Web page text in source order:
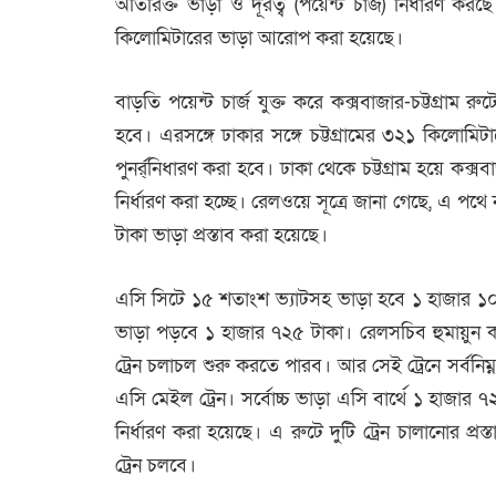
অতিরিক্ত ভাড়া ও দূরত্ব (পয়েন্ট চার্জ) নির্ধারণ
কিলোমিটারের ভাড়া আরোপ করা হয়েছে।
বাড়তি পয়েন্ট চার্জ যুক্ত করে কক্সবাজার-চট্টগ্রাম
হবে। এরসঙ্গে ঢাকার সঙ্গে চট্টগ্রামের ৩২১
পুনর্র্নিধারণ করা হবে। ঢাকা থেকে চট্টগ্রাম হয়ে
নির্ধারণ করা হচ্ছে। রেলওয়ে সূত্রে জানা গেছে, এ
টাকা ভাড়া প্রস্তাব করা হয়েছে।
এসি সিটে ১৫ শতাংশ ভ্যাটসহ ভাড়া হবে ১ হাজার
ভাড়া পড়বে ১ হাজার ৭২৫ টাকা। রেলসচিব হুমায়ুন
ট্রেন চলাচল শুরু করতে পারব। আর সেই ট্রেনে
এসি মেইল ট্রেন। সর্বোচ্চ ভাড়া এসি বার্থে ১
নির্ধারণ করা হয়েছে। এ রুটে দুটি ট্রেন চালানোর
ট্রেন চলবে।